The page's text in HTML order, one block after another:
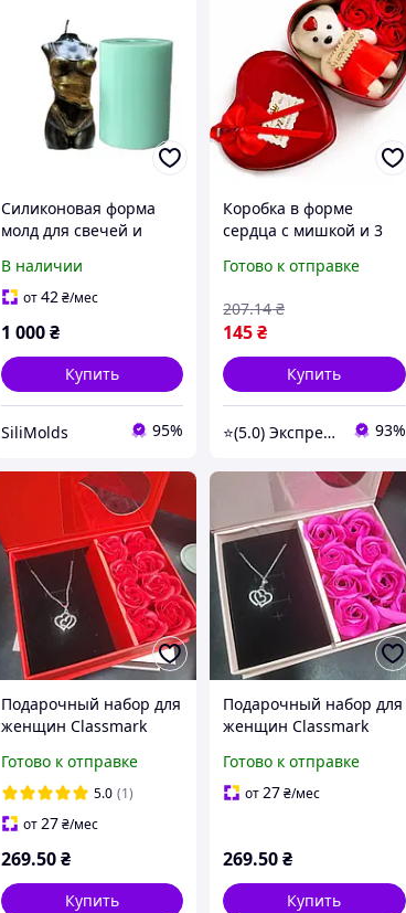
Силиконовая форма
молд для свечей и
белье 15см
В наличии
от42₴/мес
1 000₴
Купить
SiliMolds 95%
Коробка в форме
сердца с мишкой и 3
Мыльные розы с
набор для любимой
Готово к отправке
145₴
207.14 ₴
Купить
⭐(5.0) Экспресс-опт 93%
Подарочный набор для
женщин Classmark
форме сердца, 8
мыльных роз,
цветочный аромат
Готово к отправке
5.0 (1)
от27₴/мес
269.50₴
Купить
Подарочный набор для
женщин Classmark
форме сердца, 8
мыльных роз,
Готово к отправке
от27₴/мес
269.50₴
Купить